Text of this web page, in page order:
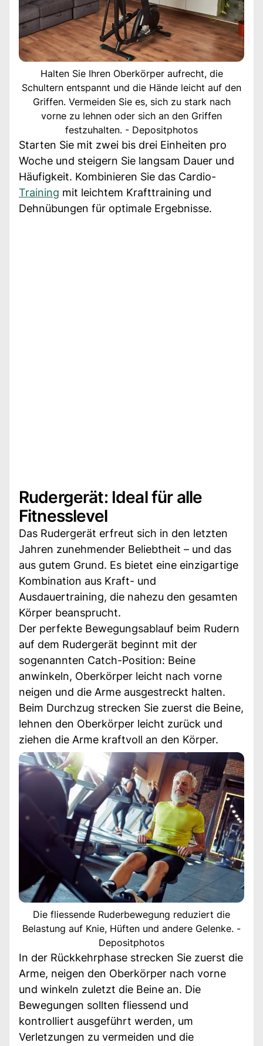
Halten Sie Ihren Oberkörper aufrecht, die
Schultern entspannt und die Hände leicht auf den
Griffen. Vermeiden Sie es, sich zu stark nach
vorne zu lehnen oder sich an den Griffen
festzuhalten. - Depositphotos
Starten Sie mit zwei bis drei Einheiten pro
Woche und steigern Sie langsam Dauer und
Häufigkeit. Kombinieren Sie das Cardio-
Training mit leichtem Krafttraining und
Dehnübungen für optimale Ergebnisse.
Rudergerät: Ideal für alle
Fitnesslevel
Das Rudergerät erfreut sich in den letzten
Jahren zunehmender Beliebtheit – und das
aus gutem Grund. Es bietet eine einzigartige
Kombination aus Kraft- und
Ausdauertraining, die nahezu den gesamten
Körper beansprucht.
Der perfekte Bewegungsablauf beim Rudern
auf dem Rudergerät beginnt mit der
sogenannten Catch-Position: Beine
anwinkeln, Oberkörper leicht nach vorne
neigen und die Arme ausgestreckt halten.
Beim Durchzug strecken Sie zuerst die Beine,
lehnen den Oberkörper leicht zurück und
ziehen die Arme kraftvoll an den Körper.
Die fliessende Ruderbewegung reduziert die
Belastung auf Knie, Hüften und andere Gelenke. -
Depositphotos
In der Rückkehrphase strecken Sie zuerst die
Arme, neigen den Oberkörper nach vorne
und winkeln zuletzt die Beine an. Die
Bewegungen sollten fliessend und
kontrolliert ausgeführt werden, um
Verletzungen zu vermeiden und die